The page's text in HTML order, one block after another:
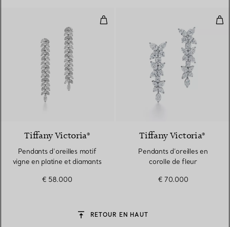
Pendants d’oreilles motif vigne
Tiffany Victoria®
Pendants d’oreilles motif
vigne en platine et diamants
€ 58.000
Tiffany Victoria®
Pendants d’oreilles en
corolle de fleur
€ 70.000
RETOUR EN HAUT